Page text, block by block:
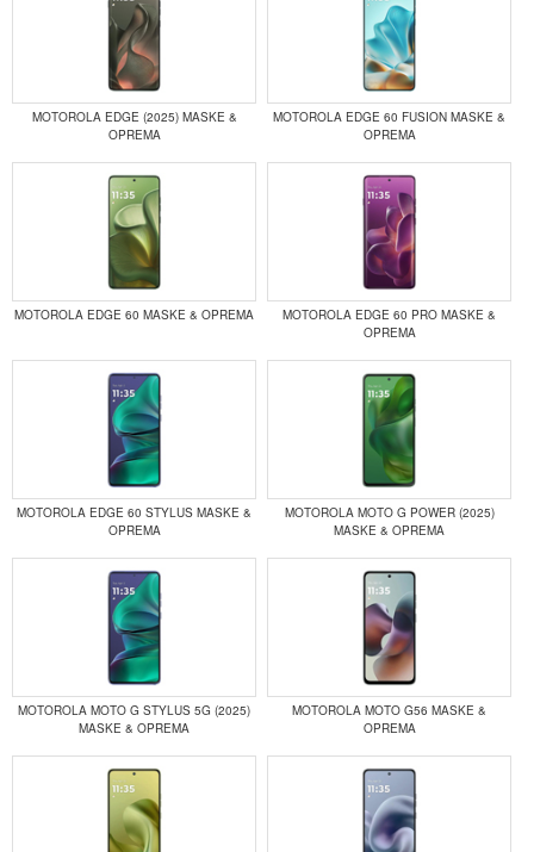
MOTOROLA EDGE (2025) MASKE &
OPREMA
MOTOROLA EDGE 60 FUSION MASKE &
OPREMA
MOTOROLA EDGE 60 MASKE & OPREMA
MOTOROLA EDGE 60 PRO MASKE &
OPREMA
MOTOROLA EDGE 60 STYLUS MASKE &
OPREMA
MOTOROLA MOTO G POWER (2025)
MASKE & OPREMA
MOTOROLA MOTO G STYLUS 5G (2025)
MASKE & OPREMA
MOTOROLA MOTO G56 MASKE &
OPREMA